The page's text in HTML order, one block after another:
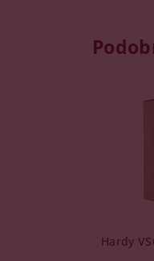
Hardy